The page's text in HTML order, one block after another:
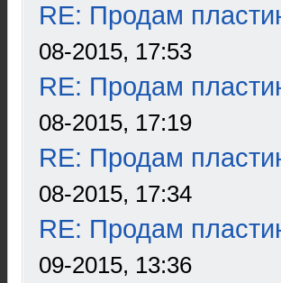
RE: Продам
08-2015, 17:53
RE: Продам
08-2015, 17:19
RE: Продам
08-2015, 17:34
RE: Продам
09-2015, 13:36